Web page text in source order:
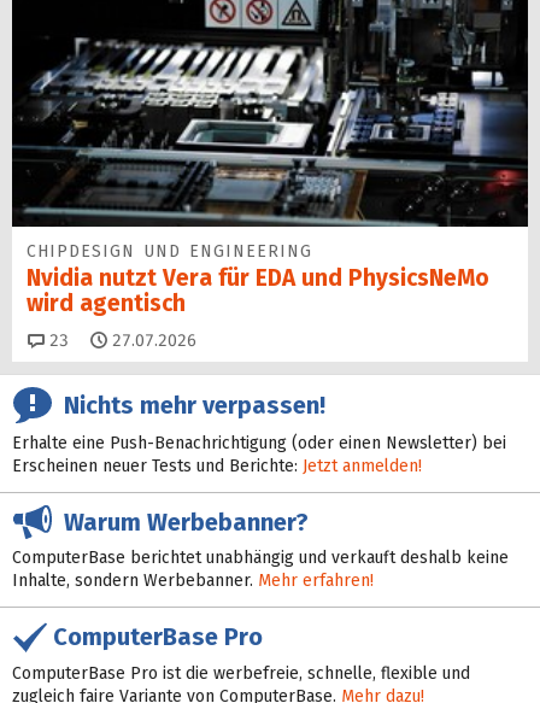
CHIPDESIGN UND ENGINEERING
Nvidia nutzt Vera für EDA und PhysicsNeMo
wird agentisch
23 Kommentare
27.07.2026
Nichts mehr verpassen!
Erhalte eine Push-Benachrichtigung (oder einen Newsletter) bei
Erscheinen neuer Tests und Berichte: Jetzt anmelden!
Warum Werbebanner?
ComputerBase berichtet unabhängig und verkauft deshalb keine
Inhalte, sondern Werbebanner. Mehr erfahren!
ComputerBase Pro
ComputerBase Pro ist die werbefreie, schnelle, flexible und
zugleich faire Variante von ComputerBase. Mehr dazu!